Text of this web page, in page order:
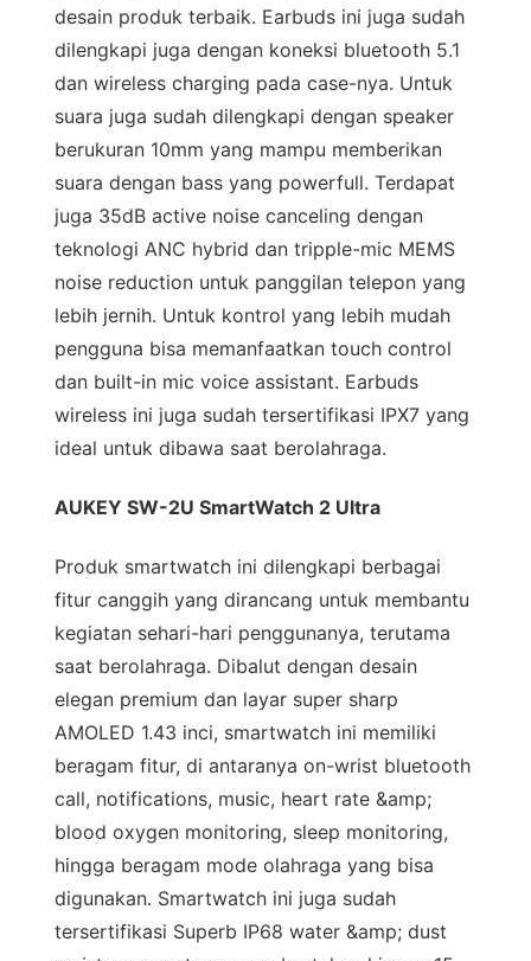
desain produk terbaik. Earbuds ini juga sudah
dilengkapi juga dengan koneksi bluetooth 5.1
dan wireless charging pada case-nya. Untuk
suara juga sudah dilengkapi dengan speaker
berukuran 10mm yang mampu memberikan
suara dengan bass yang powerfull. Terdapat
juga 35dB active noise canceling dengan
teknologi ANC hybrid dan tripple-mic MEMS
noise reduction untuk panggilan telepon yang
lebih jernih. Untuk kontrol yang lebih mudah
pengguna bisa memanfaatkan touch control
dan built-in mic voice assistant. Earbuds
wireless ini juga sudah tersertifikasi IPX7 yang
ideal untuk dibawa saat berolahraga.
AUKEY SW-2U SmartWatch 2 Ultra
Produk smartwatch ini dilengkapi berbagai
fitur canggih yang dirancang untuk membantu
kegiatan sehari-hari penggunanya, terutama
saat berolahraga. Dibalut dengan desain
elegan premium dan layar super sharp
AMOLED 1.43 inci, smartwatch ini memiliki
beragam fitur, di antaranya on-wrist bluetooth
call, notifications, music, heart rate &amp;
blood oxygen monitoring, sleep monitoring,
hingga beragam mode olahraga yang bisa
digunakan. Smartwatch ini juga sudah
tersertifikasi Superb IP68 water &amp; dust